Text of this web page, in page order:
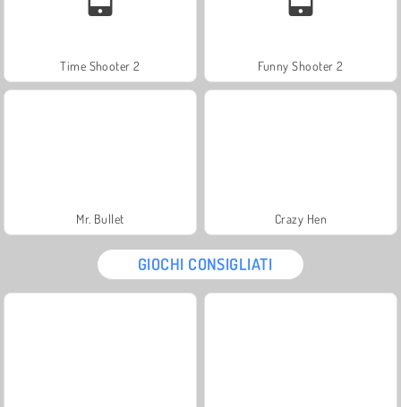
Time Shooter 2 Funny Shooter 2
Mr. Bullet Crazy Hen
GIOCHI CONSIGLIATI